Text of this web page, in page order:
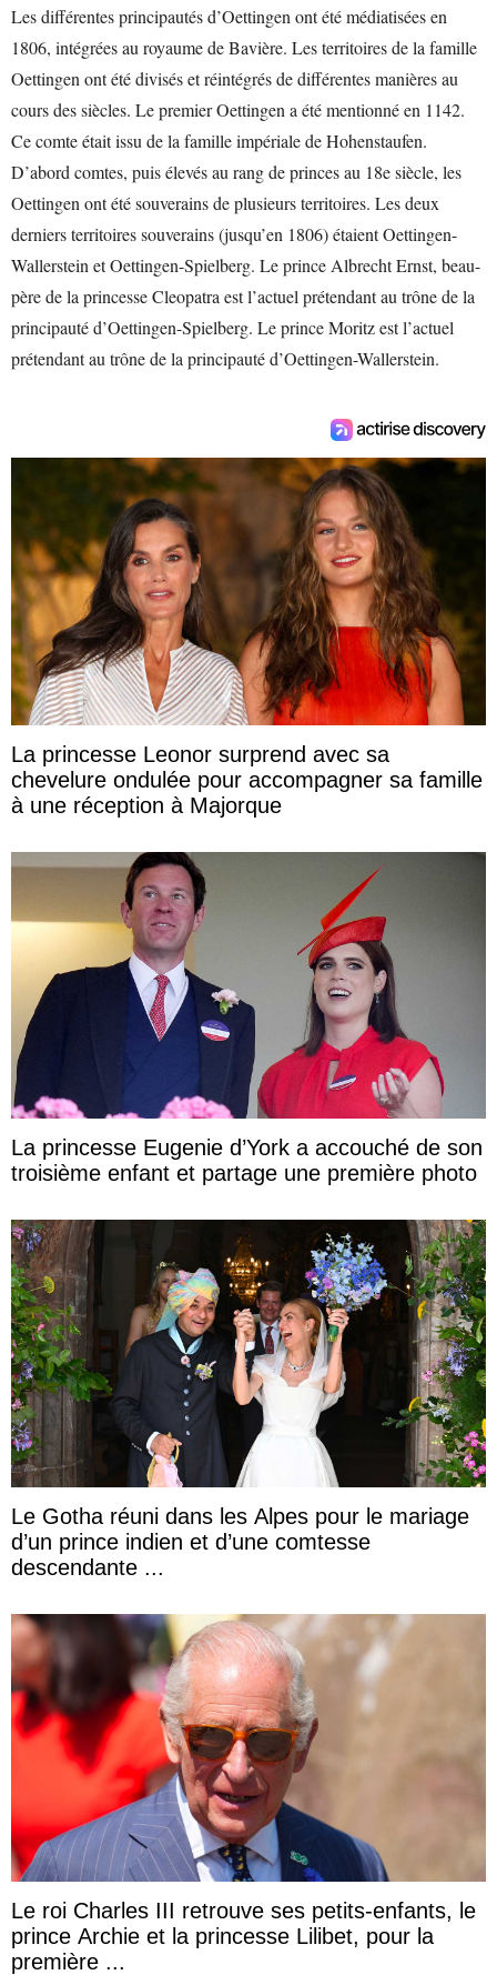
Les différentes principautés d’Oettingen ont été médiatisées en
1806, intégrées au royaume de Bavière. Les territoires de la famille
Oettingen ont été divisés et réintégrés de différentes manières au
cours des siècles. Le premier Oettingen a été mentionné en 1142.
Ce comte était issu de la famille impériale de Hohenstaufen.
D’abord comtes, puis élevés au rang de princes au 18e siècle, les
Oettingen ont été souverains de plusieurs territoires. Les deux
derniers territoires souverains (jusqu’en 1806) étaient Oettingen-
Wallerstein et Oettingen-Spielberg. Le prince Albrecht Ernst, beau-
père de la princesse Cleopatra est l’actuel prétendant au trône de la
principauté d’Oettingen-Spielberg. Le prince Moritz est l’actuel
prétendant au trône de la principauté d’Oettingen-Wallerstein.
La princesse Leonor surprend avec sa
chevelure ondulée pour accompagner sa famille
à une réception à Majorque
La princesse Eugenie d’York a accouché de son
troisième enfant et partage une première photo
Le Gotha réuni dans les Alpes pour le mariage
d’un prince indien et d’une comtesse
descendante ...
Le roi Charles III retrouve ses petits-enfants, le
prince Archie et la princesse Lilibet, pour la
première ...